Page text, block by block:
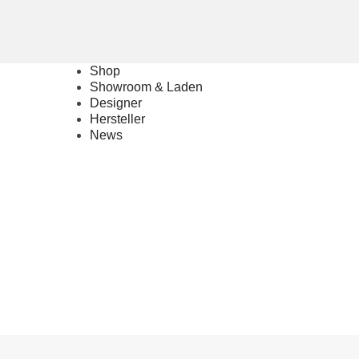
Shop
Showroom & Laden
Designer
Hersteller
News